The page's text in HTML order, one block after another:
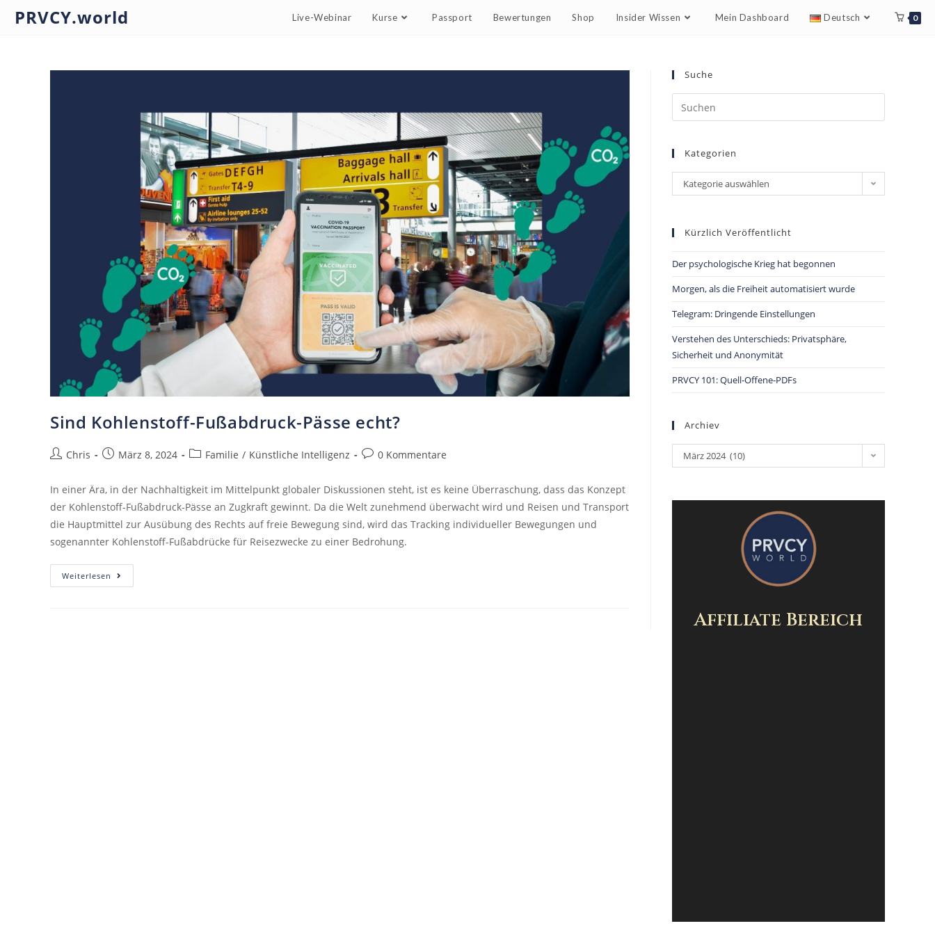
PRVCY.world Live-Webinar Kurse Passport Bewertungen Shop Insider Wissen Mein Dashboard Deutsch 0
Sind Kohlenstoff-Fußabdruck-Pässe echt?
Chris März 8, 2024 Familie / Künstliche Intelligenz 0 Kommentare
In einer Ära, in der Nachhaltigkeit im Mittelpunkt globaler Diskussionen steht, ist es keine Überraschung, dass das Konzept
der Kohlenstoff-Fußabdruck-Pässe an Zugkraft gewinnt. Da die Welt zunehmend überwacht wird und Reisen und Transport
die Hauptmittel zur Ausübung des Rechts auf freie Bewegung sind, wird das Tracking individueller Bewegungen und
sogenannter Kohlenstoff-Fußabdrücke für Reisezwecke zu einer Bedrohung.
Weiterlesen
Suche
Kategorien
Kategorie auswählen
Kürzlich Veröffentlicht
Der psychologische Krieg hat begonnen
Morgen, als die Freiheit automatisiert wurde
Telegram: Dringende Einstellungen
Verstehen des Unterschieds: Privatsphäre,
Sicherheit und Anonymität
PRVCY 101: Quell-Offene-PDFs
Archiev
März 2024 (10)
Affiliate Bereich